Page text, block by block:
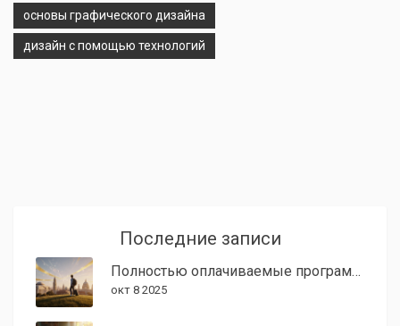
основы графического дизайна
дизайн с помощью технологий
Последние записи
Полностью оплачиваемые программы в университетах США: где учиться бесплатно
окт 8 2025